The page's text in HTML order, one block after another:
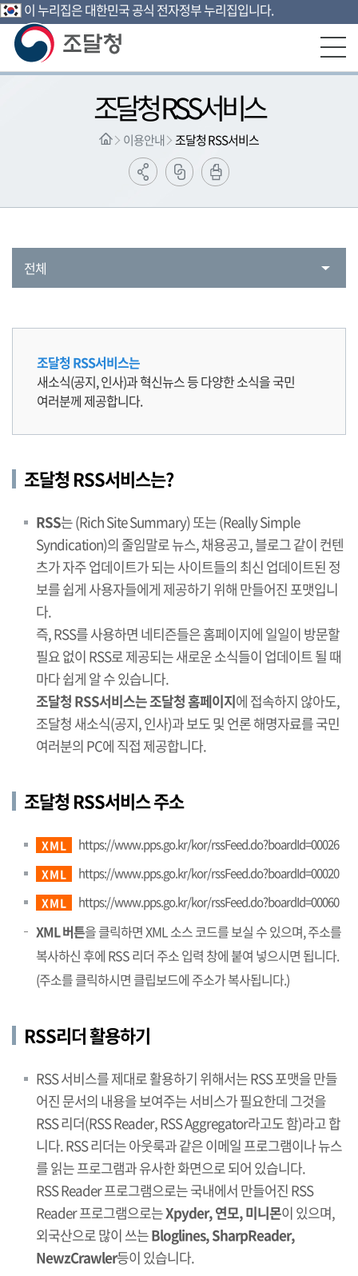
본문영역 바로가기
메인메뉴 바로가기
하단링크 바로가기
이 누리집은 대한민국 공식 전자정부 누리집입니다.
조달청 RSS서비스
이용안내 조달청 RSS서비스
전체
조달청 RSS서비스는
새소식(공지, 인사)과 혁신뉴스 등 다양한 소식을 국민
여러분께 제공합니다.
조달청 RSS서비스는?
RSS는 (Rich Site Summary) 또는 (Really Simple
Syndication)의 줄임말로 뉴스, 채용공고, 블로그 같이 컨텐
츠가 자주 업데이트가 되는 사이트들의 최신 업데이트된 정
보를 쉽게 사용자들에게 제공하기 위해 만들어진 포맷입니
다.
즉, RSS를 사용하면 네티즌들은 홈페이지에 일일이 방문할
필요 없이 RSS로 제공되는 새로운 소식들이 업데이트 될 때
마다 쉽게 알 수 있습니다.
조달청 RSS서비스는 조달청 홈페이지에 접속하지 않아도,
조달청 새소식(공지, 인사)과 보도 및 언론 해명자료를 국민
여러분의 PC에 직접 제공합니다.
조달청 RSS서비스 주소
XML https://www.pps.go.kr/kor/rssFeed.do?boardId=00026
XML https://www.pps.go.kr/kor/rssFeed.do?boardId=00020
XML https://www.pps.go.kr/kor/rssFeed.do?boardId=00060
XML 버튼을 클릭하면 XML 소스 코드를 보실 수 있으며, 주소를
복사하신 후에 RSS 리더 주소 입력 창에 붙여 넣으시면 됩니다.
(주소를 클릭하시면 클립보드에 주소가 복사됩니다.)
RSS리더 활용하기
RSS 서비스를 제대로 활용하기 위해서는 RSS 포맷을 만들
어진 문서의 내용을 보여주는 서비스가 필요한데 그것을
RSS 리더(RSS Reader, RSS Aggregator라고도 함)라고 합
니다. RSS 리더는 아웃룩과 같은 이메일 프로그램이나 뉴스
를 읽는 프로그램과 유사한 화면으로 되어 있습니다.
RSS Reader 프로그램으로는 국내에서 만들어진 RSS
Reader 프로그램으로는Xpyder, 연모, 미니몬이 있으며,
외국산으로 많이 쓰는Bloglines, SharpReader,
NewzCrawler등이 있습니다.